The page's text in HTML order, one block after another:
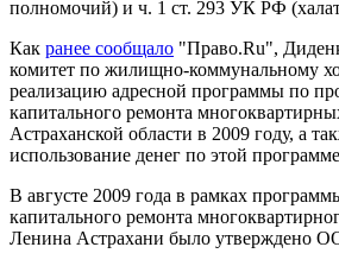
полномочий) и ч. 1 ст. 293 УК РФ
Как ранее сообщало "Право.Ru",
комитет по жилищно-коммунальному
реализацию адресной программы по
капитального ремонта
Астраханской области в 2009 году, а
использование денег по этой
В августе 2009 года в рамках
капитального ремонта
Ленина Астрахани было утверждено